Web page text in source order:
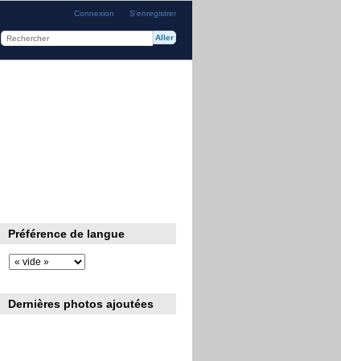
Connexion S'enregistrer
Préférence de langue
Dernières photos ajoutées